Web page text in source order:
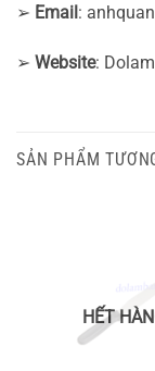
➢ Email :
➢ Website:
SẢN PHẨM
HẾT